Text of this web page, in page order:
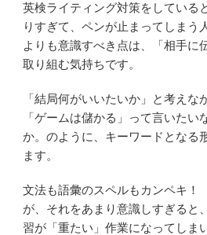
英検ライティング対策をしている
りすぎて、ペンが止まってしまう
よりも意識すべき点は、「相手に
取り組む気持ちです。
「結局何がいいたいか」と考えな
「ゲームは儲かる」って言いたい
か。のように、キーワードとなる
ます。
文法も語彙のスペルもカンペキ
が、それをあまり意識しすぎると
習が「重たい」作業になってしま